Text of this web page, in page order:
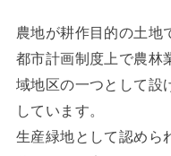
農地が耕作目的の土地
都市計画制度上で農林
域地区の一つとして設
しています。
生産緑地として認めら